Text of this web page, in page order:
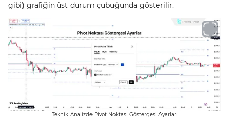
gibi) grafiğin üst durum çubuğunda gösterilir.
Teknik Analizde Pivot Noktası Göstergesi Ayarları